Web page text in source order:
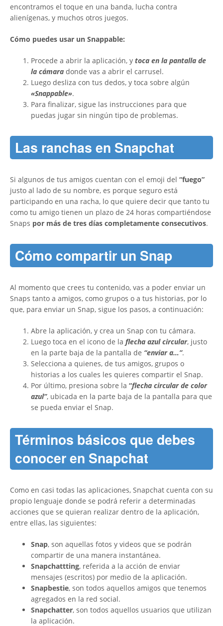
encontramos el toque en una banda, lucha contra
alienígenas, y muchos otros juegos.
Cómo puedes usar un Snappable:
Procede a abrir la aplicación, y toca en la pantalla de
la cámara donde vas a abrir el carrusel.
Luego desliza con tus dedos, y toca sobre algún
«Snappable».
Para finalizar, sigue las instrucciones para que
puedas jugar sin ningún tipo de problemas.
Las ranchas en Snapchat
Si algunos de tus amigos cuentan con el emoji del “fuego”
justo al lado de su nombre, es porque seguro está
participando en una racha, lo que quiere decir que tanto tu
como tu amigo tienen un plazo de 24 horas compartiéndose
Snaps por más de tres días completamente consecutivos.
Cómo compartir un Snap
Al momento que crees tu contenido, vas a poder enviar un
Snaps tanto a amigos, como grupos o a tus historias, por lo
que, para enviar un Snap, sigue los pasos, a continuación:
Abre la aplicación, y crea un Snap con tu cámara.
Luego toca en el icono de la flecha azul circular, justo
en la parte baja de la pantalla de “enviar a…”.
Selecciona a quienes, de tus amigos, grupos o
historias a los cuales les quieres compartir el Snap.
Por último, presiona sobre la “flecha circular de color
azul”, ubicada en la parte baja de la pantalla para que
se pueda enviar el Snap.
Términos básicos que debes
conocer en Snapchat
Como en casi todas las aplicaciones, Snapchat cuenta con su
propio lenguaje donde se podrá referir a determinadas
acciones que se quieran realizar dentro de la aplicación,
entre ellas, las siguientes:
Snap, son aquellas fotos y videos que se podrán
compartir de una manera instantánea.
Snapchattting, referida a la acción de enviar
mensajes (escritos) por medio de la aplicación.
Snapbestie, son todos aquellos amigos que tenemos
agregados en la red social.
Snapchatter, son todos aquellos usuarios que utilizan
la aplicación.